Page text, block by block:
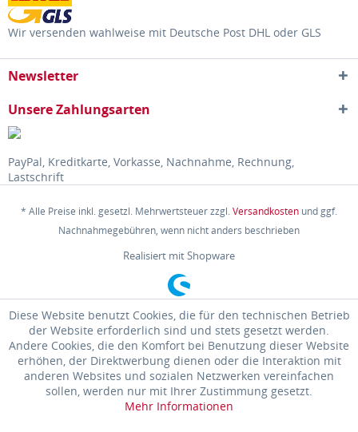
Wir versenden wahlweise mit Deutsche Post DHL oder GLS
Newsletter
Unsere Zahlungsarten
PayPal, Kreditkarte, Vorkasse, Nachnahme, Rechnung,
Lastschrift
* Alle Preise inkl. gesetzl. Mehrwertsteuer zzgl.Versandkosten und ggf.
Nachnahmegebühren, wenn nicht anders beschrieben
Realisiert mit Shopware
Diese Website benutzt Cookies, die für den technischen Betrieb
der Website erforderlich sind und stets gesetzt werden.
Andere Cookies, die den Komfort bei Benutzung dieser Website
erhöhen, der Direktwerbung dienen oder die Interaktion mit
anderen Websites und sozialen Netzwerken vereinfachen
sollen, werden nur mit Ihrer Zustimmung gesetzt.
Mehr Informationen